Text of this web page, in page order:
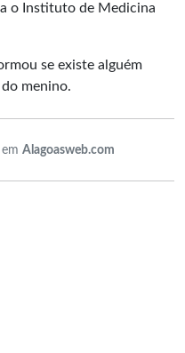
o Instituto de Medicina
se existe alguém
menino.
Alagoasweb.com